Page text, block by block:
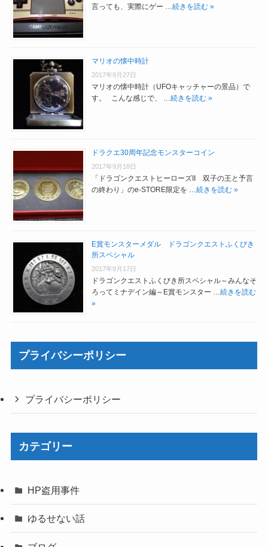
言っても、実際にゲー … 続きを読む »
マリオの懐中時計
2017年9月27日
マリオの懐中時計（UFOキャッチャーの景品）で
す。 こんな感じで、 … 続きを読む »
ドラクエ30周年記念モンスターコイン
2017年9月18日
「ドラゴンクエストヒーローズII 双子の王と予言
の終わり」のe-STORE限定を … 続きを読む »
E賞モンスターメダル ドラゴンクエストふくびき
所スペシャル
2017年9月17日
ドラゴンクエストふくびき所スペシャル～みんなそ
ろってミナデイン編～E賞モンスター … 続きを読む
»
プライバシーポリシー
プライバシーポリシー
カテゴリー
HP盗用事件
ゆるせない話